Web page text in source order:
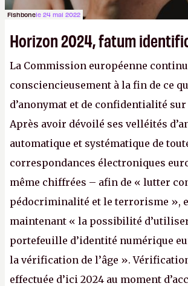
Fishbonele 24 mai 2022
Horizon 2024, fatum
La Commission européenne
consciencieusement à la fin de ce
d’anonymat et de confidentialité
Après avoir dévoilé ses velléités
automatique et systématique de
correspondances électroniques
même chiffrées – afin de « lutter
pédocriminalité et le terrorisme »,
maintenant « la possibilité
portefeuille d’identité numérique
la vérification de l’âge ».
effectuée d’ici 2024 au moment